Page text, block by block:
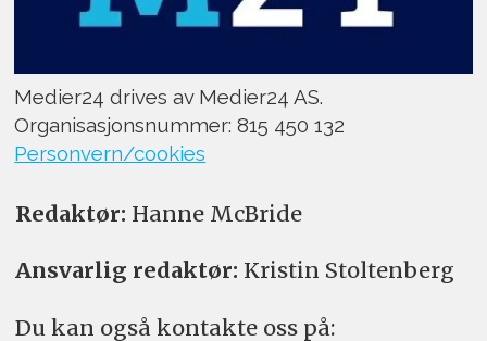
Medier24 drives av Medier24 AS.
Organisasjonsnummer: 815 450 132
Personvern/cookies
Redaktør: Hanne McBride
Ansvarlig redaktør: Kristin Stoltenberg
Du kan også kontakte oss på: